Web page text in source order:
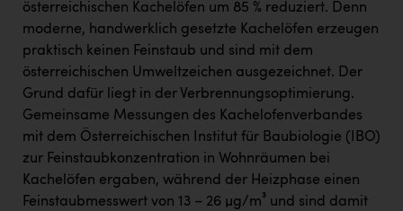
österreichischen Kachelöfen um 85 % reduziert. Denn
moderne, handwerklich gesetzte Kachelöfen erzeugen
praktisch keinen Feinstaub und sind mit dem
österreichischen Umweltzeichen ausgezeichnet. Der
Grund dafür liegt in der Verbrennungsoptimierung.
Gemeinsame Messungen des Kachelofenverbandes
mit dem Österreichischen Institut für Baubiologie (IBO)
zur Feinstaubkonzentration in Wohnräumen bei
Kachelöfen ergaben, während der Heizphase einen
Feinstaubmesswert von 13 – 26 µg/m³ und sind damit